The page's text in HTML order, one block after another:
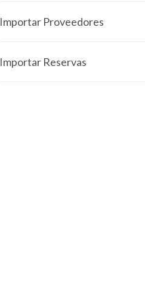
Importar Proveedores
Importar Reservas